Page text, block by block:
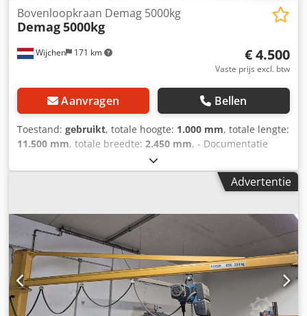
Wijchen 171 km
Bovenloopkraan Demag 5000kg
Demag5000kg
€ 4.500
Vaste prijs excl. btw
Aanvragen Bellen
Toestand: gebruikt, totale hoogte: 1.000 mm, totale lengte:
11.500 mm, totale breedte: 2.450 mm, - Documentatie
aanwezig: Nee - CE certificaat aanwezig: Nee -
Hijsvermogen [kg]: 5000 - Hijshoogte [mm]: 5500 -
Transportafmetingen: 11500mm x 2450mm x 1000mm (l x
b x h) - Transportcolli [st.]: 1 Financiële informatie Cjdpfx
Aozmd T Eelxsha BTW: De getoonde prijs is exclusief BTW
BTW/marge: BTW verrekenbaar voor ondernemers
Levering en inruil altijd mogelijk van alles in de industriële
sectoren Lukas van Rossum
Advertentie